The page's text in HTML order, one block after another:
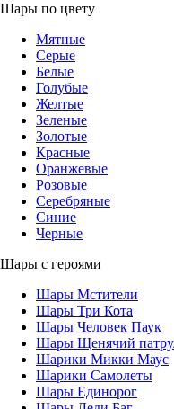
Шары по цвету
Мятные
Серые
Белые
Голубые
Желтые
Зеленые
Золотые
Красные
Оранжевые
Розовые
Серебряные
Синие
Черные
Шары с героями
Шары Мстители
Шары Три Кота
Шары Человек Паук
Шары Щенячий
Шарики Микки Маус
Шарики Самолеты
Шары Единорог